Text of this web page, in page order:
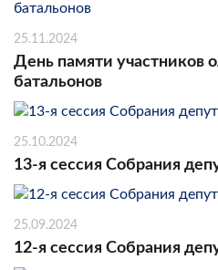
25.11.2024
День памяти участников
батальонов
25.10.2024
13-я сессия Собрания
25.09.2024
12-я сессия Собрания